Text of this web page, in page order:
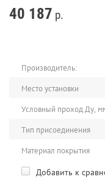
40 187 р.
Производитель:
Место установки
Условный проход Ду,
Тип присоединения
Материал покрытия
Добавить к